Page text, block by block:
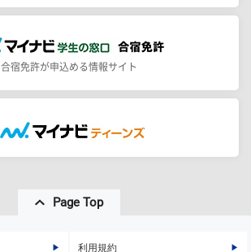
合宿免許が申込める情報サイト
Page Top
利用規約